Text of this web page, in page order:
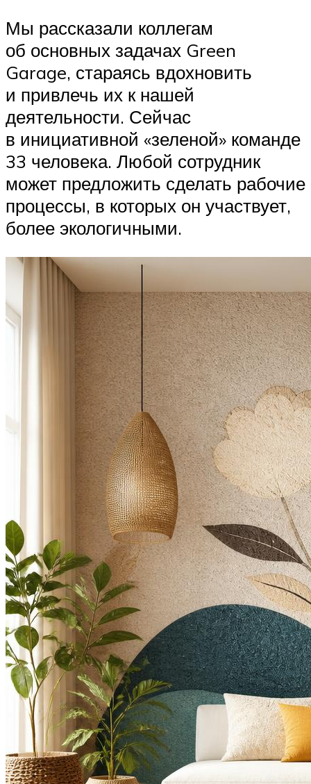
Мы рассказали коллегам
об основных задачах Green
Garage, стараясь вдохновить
и привлечь их к нашей
деятельности. Сейчас
в инициативной «зеленой» команде
33 человека. Любой сотрудник
может предложить сделать рабочие
процессы, в которых он участвует,
более экологичными.